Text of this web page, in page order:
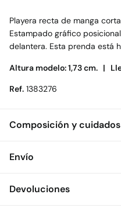
Playera recta de manga
Estampado gráfico
delantera. Esta prenda está
Altura modelo: 1,73 cm. |
Ref. 1383276
Composición y cuidados
Composición
Cuidados
Envío
Envío a tienda: 2-5 días.
Devoluciones